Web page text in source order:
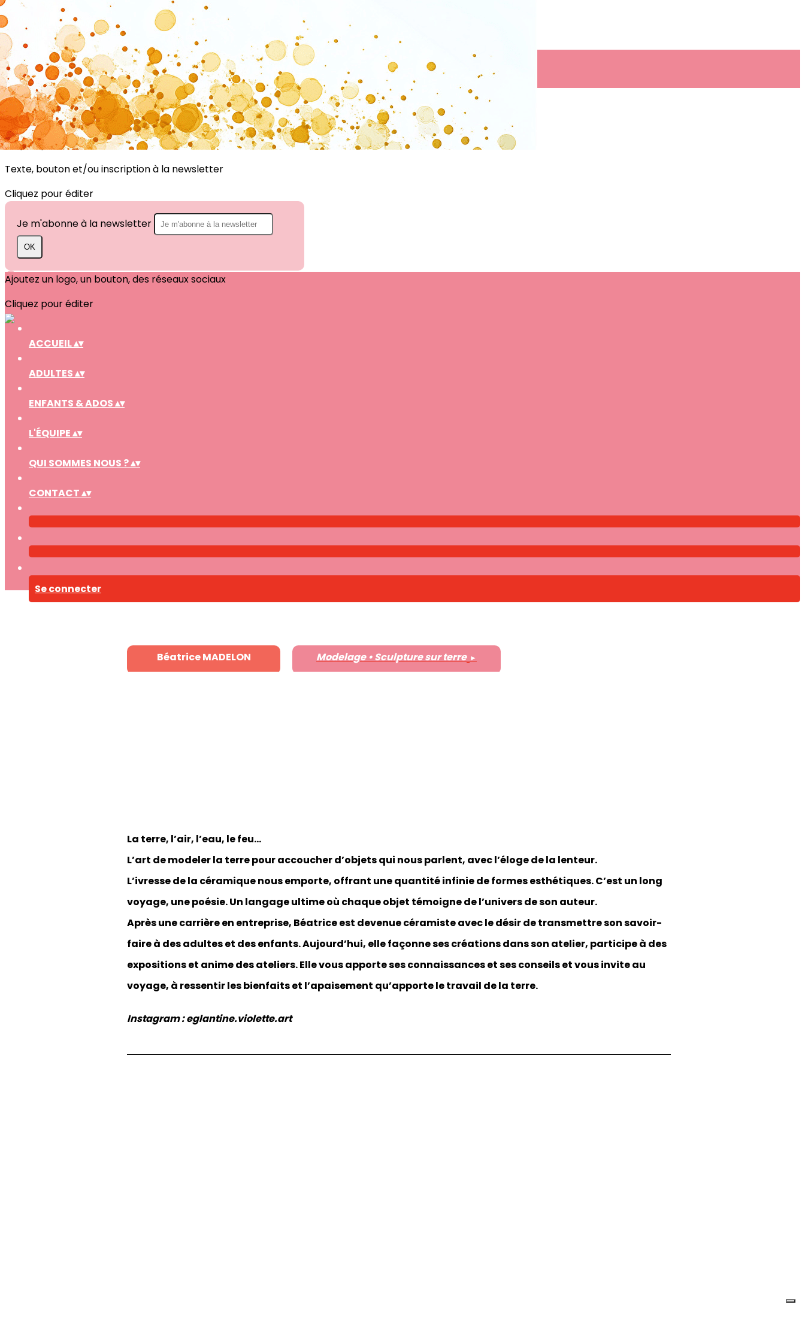
Exporter les lignes sélectionnées
Exporter toutes les colonnes
Exporter uniquement les colonnes affichées
Menu
?>
Images de la page d'accueil
Cliquez pour éditer
Texte, bouton et/ou inscription à la newsletter
Cliquez pour éditer
Je m'abonne à la newsletter
OK
Ajoutez un logo, un bouton, des réseaux sociaux
Cliquez pour éditer
ACCUEIL▴▾
ADULTES▴▾
ENFANTS & ADOS▴▾
L'ÉQUIPE▴▾
QUI SOMMES NOUS ?▴▾
CONTACT▴▾
Se connecter
Béatrice MADELON Modelage • Sculpture sur terre ►
La terre, l’air, l’eau, le feu...
L’art de modeler la terre pour accoucher d’objets qui nous parlent, avec l’éloge de la lenteur.
L’ivresse de la céramique nous emporte, offrant une quantité infinie de formes esthétiques. C’est un long
voyage, une poésie. Un langage ultime où chaque objet témoigne de l’univers de son auteur.
Après une carrière en entreprise, Béatrice est devenue céramiste avec le désir de transmettre son savoir-
faire à des adultes et des enfants. Aujourd’hui, elle façonne ses créations dans son atelier, participe à des
expositions et anime des ateliers. Elle vous apporte ses connaissances et ses conseils et vous invite au
voyage, à ressentir les bienfaits et l’apaisement qu’apporte le travail de la terre.
Instagram : eglantine.violette.art